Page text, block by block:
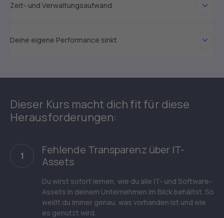
Zeit- und Verwaltungsaufwand
Deine eigene Performance sinkt
Dieser Kurs macht dich fit für diese
Herausforderungen:
1
Fehlende Transparenz über IT-
Assets
Du wirst sofort lernen, wie du alle IT- und Software-
Assets in deinem Unternehmen im Blick behältst. So
weißt du immer genau, was vorhanden ist und wie
es genutzt wird.